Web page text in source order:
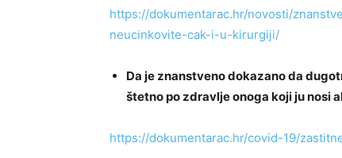
https://dokumentarac.hr/novosti/
neucinkovite-cak-i-u-kirurgiji/
Da je znanstveno dokazano da
štetno po zdravlje onoga koji ju nosi
https://dokumentarac.hr/covid-19/